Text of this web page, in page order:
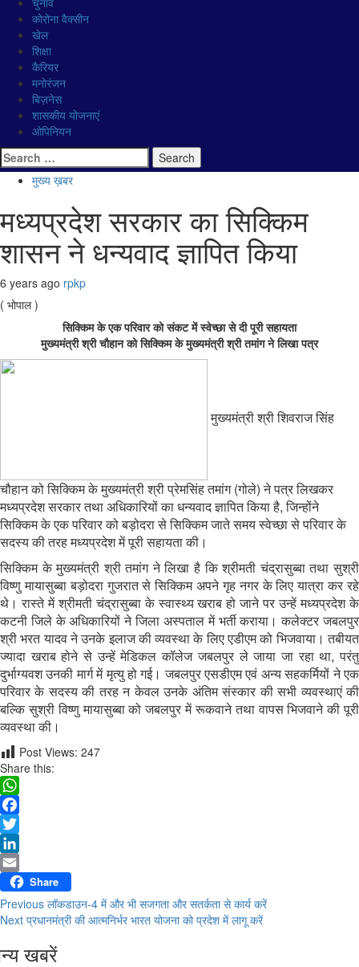
कोरोना वैक्सीन
खेल
शिक्षा
कैरियर
मनोरंजन
बिज़नेस
शासकीय योजनाएं
ओपिनियन
Search for:
मुख्य ख़बर
मध्यप्रदेश सरकार का सिक्किम
शासन ने धन्यवाद ज्ञापित किया
6 years ago rpkp
( भोपाल )
सिक्किम के एक परिवार को संकट में स्वेच्छा से दी पूरी सहायता
मुख्यमंत्री श्री चौहान को सिक्किम के मुख्यमंत्री श्री तमांग ने लिखा पत्र
मुख्यमंत्री श्री शिवराज सिंह
चौहान को सिक्किम के मुख्यमंत्री श्री प्रेमसिंह तमांग (गोले) ने पत्र लिखकर
मध्यप्रदेश सरकार तथा अधिकारियों का धन्यवाद ज्ञापित किया है, जिन्होंने
सिक्किम के एक परिवार को बड़ोदरा से सिक्किम जाते समय स्वेच्छा से परिवार के
सदस्य की तरह मध्यप्रदेश में पूरी सहायता की।
सिक्किम के मुख्यमंत्री श्री तमांग ने लिखा है कि श्रीमती चंद्रासुब्बा तथा सुश्री
विष्णु मायासुब्बा बड़ोदरा गुजरात से सिक्किम अपने गृह नगर के लिए यात्रा कर रहे
थे। रास्ते में श्रीमती चंद्रासुब्बा के स्वास्थ्य खराब हो जाने पर उन्हें मध्यप्रदेश के
कटनी जिले के अधिकारियों ने जिला अस्पताल में भर्ती कराया। कलेक्टर जबलपुर
श्री भरत यादव ने उनके इलाज की व्यवस्था के लिए एडीएम को भिजवाया। तबीयत
ज्यादा खराब होने से उन्हें मेडिकल कॉलेज जबलपुर ले जाया जा रहा था, परंतु
दुर्भाग्यवश उनकी मार्ग में मृत्यु हो गई। जबलपुर एसडीएम एवं अन्य सहकर्मियों ने एक
परिवार के सदस्य की तरह न केवल उनके अंतिम संस्कार की सभी व्यवस्थाएं की
बल्कि सुश्री विष्णु मायासुब्बा को जबलपुर में रूकवाने तथा वापस भिजवाने की पूरी
व्यवस्था की।
Post Views: 247
Share this:
WhatsApp
Facebook
Twitter
LinkedIn
Email Share
Continue Reading
Previous लॉकडाउन-4 में और भी सजगता और सतर्कता से कार्य करें
Next प्रधानमंत्री की आत्मनिर्भर भारत योजना को प्रदेश में लागू करें
खबरें